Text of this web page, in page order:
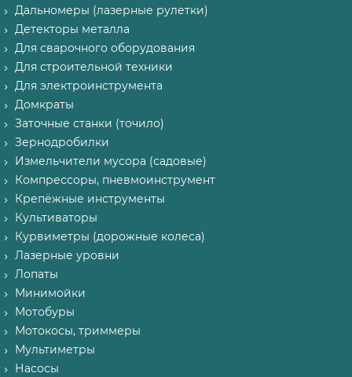
Дальномеры (лазерные рулетки)
Детекторы металла
Для сварочного оборудования
Для строительной техники
Для электроинструмента
Домкраты
Заточные станки (точило)
Зернодробилки
Измельчители мусора (садовые)
Компрессоры, пневмоинструмент
Крепёжные инструменты
Культиваторы
Курвиметры (дорожные колеса)
Лазерные уровни
Лопаты
Минимойки
Мотобуры
Мотокосы, триммеры
Мультиметры
Насосы